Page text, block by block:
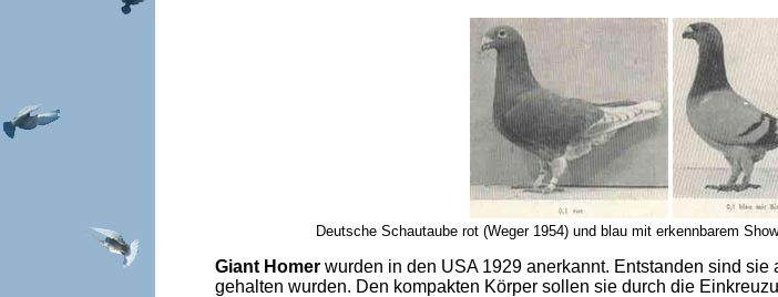
Deutsche Schautaube rot (Weger 1954) und blau mit erkennbarem
Giant Homer wurden in den USA 1929 anerkannt. Entstanden sind
gehalten wurden. Den kompakten Körper sollen sie durch die